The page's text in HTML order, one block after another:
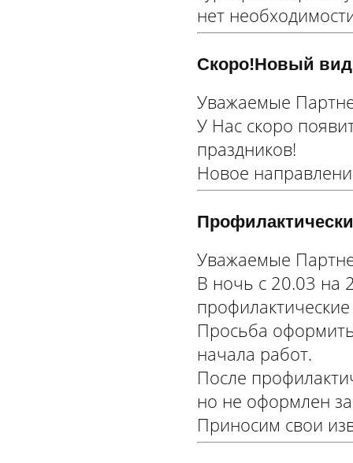
нет
Скоро!Новый вид
Уважаемые
У Нас скоро
праздников!
Новое
Уважаемые
В ночь с 20.03 на
Просьба
начала работ.
После
но не оформлен
Приносим свои